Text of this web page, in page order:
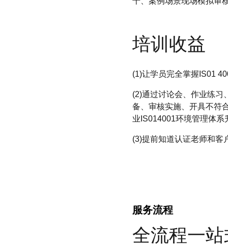
培训收益
(1)让学员完全掌握IS01
(2)通过讨论会、作业练习
备、审核实施、开具不符
业IS014001环境管理体
(3)提前知道认证老师和客
服务流程
全流程一